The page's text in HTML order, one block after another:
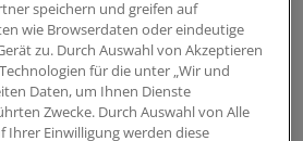
das Projekt „PRO B“ für
Drei
dies schon vorher anbieten.
speichern und greifen auf
wie Browserdaten oder eindeutige
zu. Durch Auswahl von Akzeptieren
für die unter „Wir und
Daten, um Ihnen Dienste
Zwecke. Durch Auswahl von Alle
Ihrer Einwilligung werden diese